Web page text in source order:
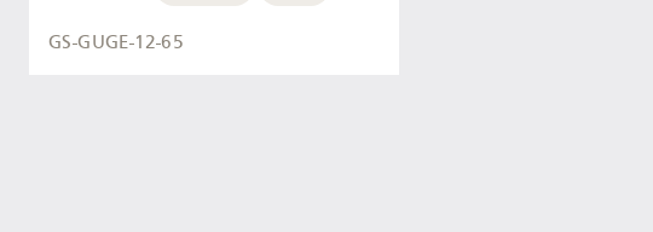
GS-GUGE-12-65